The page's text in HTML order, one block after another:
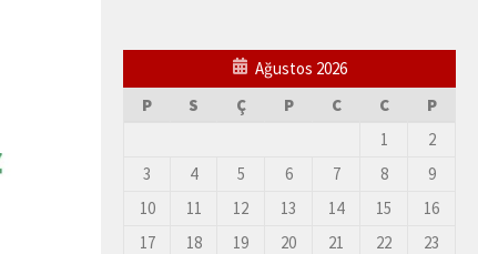
Ağustos 2026
P
S Ç P C C
P
1
2
3
4 5 6 7 8
9
10
11 12 13 14 15
16
17
18 19 20 21 22
23